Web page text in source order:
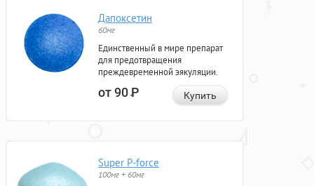
Дапоксетин
60мг
Единственный в мире препарат
для предотвращения
преждевременной эякуляции.
от 90Р Купить
Super P-force
100мг + 60мг